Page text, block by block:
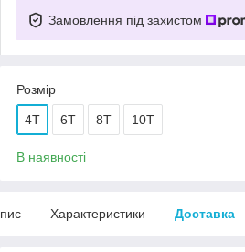
Замовлення під захистом
Розмір
4Т 6Т 8Т 10Т
В наявності
Характеристики Доставка